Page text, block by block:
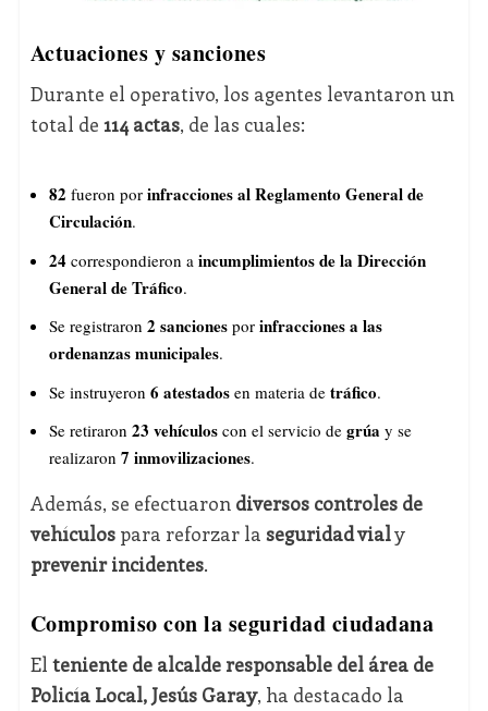
Actuaciones y sanciones
Durante el operativo, los agentes levantaron un
total de 114 actas, de las cuales:
82 fueron porinfracciones al Reglamento General de
Circulación.
24 correspondieron aincumplimientos de la Dirección
General de Tráfico.
Se registraron2 sanciones porinfracciones a las
ordenanzas municipales.
Se instruyeron6 atestados en materia detráfico.
Se retiraron23 vehículos con el servicio degrúa y se
realizaron7 inmovilizaciones.
Además, se efectuaron diversos controles de
vehículospara reforzar la seguridad vialy
prevenir incidentes.
Compromiso con la seguridad ciudadana
El teniente de alcalde responsable del área de
Policía Local, Jesús Garay, ha destacado la